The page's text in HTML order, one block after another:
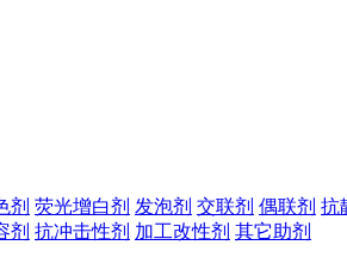
剂 荧光增白剂 发泡剂 交联剂 偶联剂 抗
剂 抗冲击性剂 加工改性剂 其它助剂